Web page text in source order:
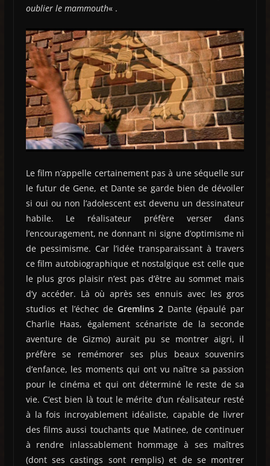
oublier le mammouth« .
Le film n’appelle certainement pas à une séquelle sur
le futur de Gene, et Dante se garde bien de dévoiler
si oui ou non l’adolescent est devenu un dessinateur
habile. Le réalisateur préfère verser dans
l’encouragement, ne donnant ni signe d’optimisme ni
de pessimisme. Car l’idée transparaissant à travers
ce film autobiographique et nostalgique est celle que
le plus gros plaisir n’est pas d’être au sommet mais
d’y accéder. Là où après ses ennuis avec les gros
studios et l’échec de Gremlins 2 Dante (épaulé par
Charlie Haas, également scénariste de la seconde
aventure de Gizmo) aurait pu se montrer aigri, il
préfère se remémorer ses plus beaux souvenirs
d’enfance, les moments qui ont vu naître sa passion
pour le cinéma et qui ont déterminé le reste de sa
vie. C’est bien là tout le mérite d’un réalisateur resté
à la fois incroyablement idéaliste, capable de livrer
des films aussi touchants que Matinee, de continuer
à rendre inlassablement hommage à ses maîtres
(dont ses castings sont remplis) et de se montrer